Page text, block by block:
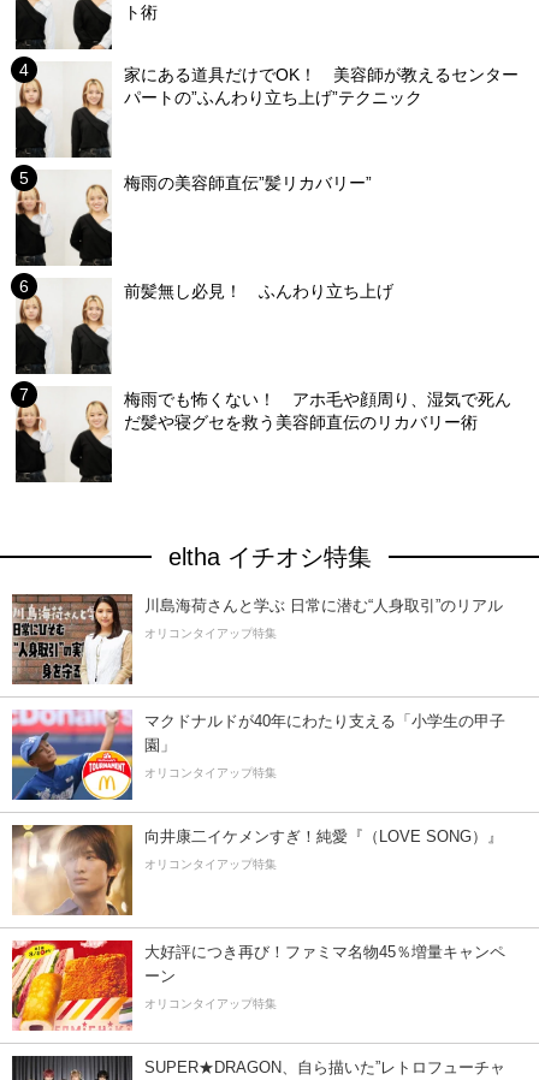
ト術
家にある道具だけでOK！ 美容師が教えるセンター
パートの”ふんわり立ち上げ”テクニック
梅雨の美容師直伝”髪リカバリー”
前髪無し必見！ ふんわり立ち上げ
梅雨でも怖くない！ アホ毛や顔周り、湿気で死ん
だ髪や寝グセを救う美容師直伝のリカバリー術
eltha イチオシ特集
川島海荷さんと学ぶ 日常に潜む“人身取引”のリアル
オリコンタイアップ特集
マクドナルドが40年にわたり支える「小学生の甲子
園」
オリコンタイアップ特集
向井康二イケメンすぎ！純愛『（LOVE SONG）』
オリコンタイアップ特集
大好評につき再び！ファミマ名物45％増量キャンペ
ーン
オリコンタイアップ特集
SUPER★DRAGON、自ら描いた”レトロフューチャ